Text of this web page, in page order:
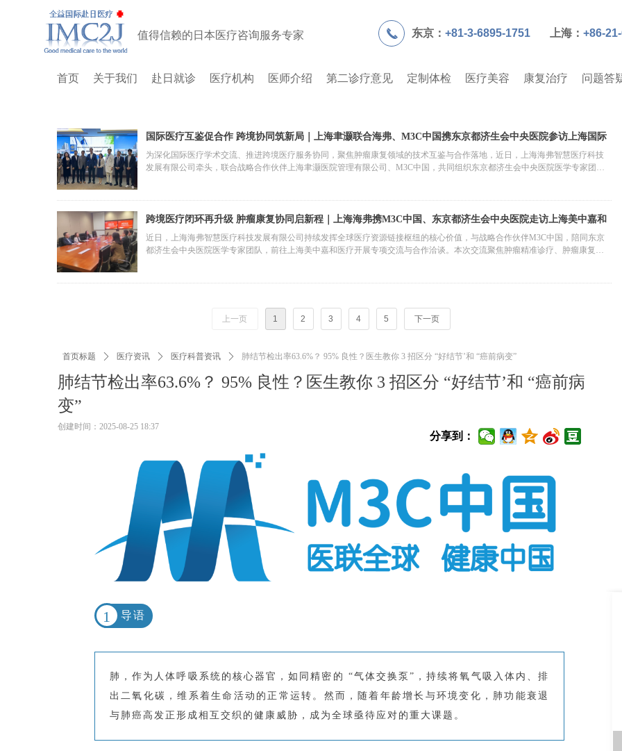
首页 关于我们 赴日就诊 医疗机构 医师介绍 第二诊疗意见 定制体检 医疗美容 康复治疗 问题答
值得信赖的日本医疗咨询服务专家 끅 东京： +81-3-6895-1751 上海： +86-
肺结节检出率63.6%？ 95% 良性？医生教你 3 招区分 “好结节’和 “癌前病
变”
1 导语
肺，作为人体呼吸系统的核心器官，如同精密的 “气体交换泵”，持续将氧气吸入体内、排
出二氧化碳，维系着生命活动的正常运转。然而，随着年龄增长与环境变化，肺功能衰退
与肺癌高发正形成相互交织的健康威胁，成为全球亟待应对的重大课题。
首页标题 ꄲ 医疗资讯 ꄲ 医疗科普资讯 ꄲ 肺结节检出率63.6%？ 95% 良性？医生教你 3 招区分 “好结节’和 “癌前病变”
创建时间： 2025-08-25 18:37
国际医疗互鉴促合作 跨境协同筑新局｜上海聿灏联合海弗、M3C中国携东京都济生会中央医院参访上海国际
医学中心
为深化国际医疗学术交流、推进跨境医疗服务协同，聚焦肿瘤康复领域的技术互鉴与合作落地，近日，上海海弗智慧医疗科技
发展有限公司牵头，联合战略合作伙伴上海聿灏医院管理有限公司、M3C中国，共同组织东京都济生会中央医院医学专家团
跨境医疗闭环再升级 肿瘤康复协同启新程｜上海海弗携M3C中国、东京都济生会中央医院走访上海美中嘉和
新虹桥国际门诊部
近日，上海海弗智慧医疗科技发展有限公司持续发挥全球医疗资源链接枢纽的核心价值，与战略合作伙伴M3C中国，陪同东京
都济生会中央医院医学专家团队，前往上海美中嘉和医疗开展专项交流与合作洽谈。本次交流聚焦肿瘤精准诊疗、肿瘤康复体
上一页 1 2 3 4 5 下一页
分享到：